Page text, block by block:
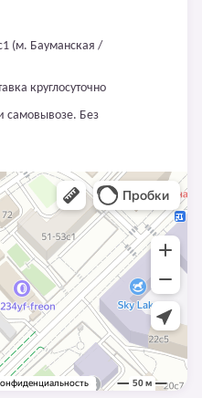
(м. Бауманская /
круглосуточно
самовывозе. Без